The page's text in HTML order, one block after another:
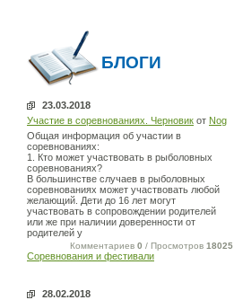
БЛОГИ
23.03.2018
Участие в соревнованиях. Черновик от Nog
Общая информация об участии в
соревнованиях:
1. Кто может участвовать в рыболовных
соревнованиях?
В большинстве случаев в рыболовных
соревнованиях может участвовать любой
желающий. Дети до 16 лет могут
участвовать в сопровождении родителей
или же при наличии доверенности от
родителей у
Комментариев 0 / Просмотров 18025
Соревнования и фестивали
28.02.2018